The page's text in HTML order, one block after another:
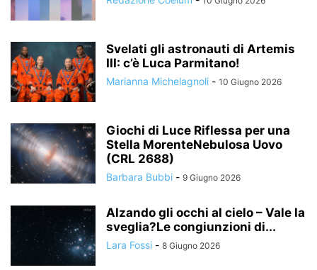
Svelati gli astronauti di Artemis
III: c’è Luca Parmitano!
Marianna Michelagnoli - 10 Giugno 2026
Giochi di Luce Riflessa per una
Stella MorenteNebulosa Uovo
(CRL 2688)
Barbara Bubbi - 9 Giugno 2026
Alzando gli occhi al cielo – Vale la
sveglia?Le congiunzioni di...
Lara Fossi - 8 Giugno 2026